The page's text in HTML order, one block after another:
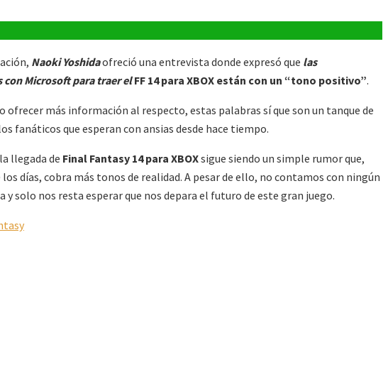
Naoki Yoshidaofreció una entrevista donde expresó que las
con Microsoft para traer elFF 14 para XBOX están con un “tono positivo”.
ofrecer más información al respecto, estas palabras sí que son un tanque de
fanáticos que esperan con ansias desde hace tiempo.
llegada de Final Fantasy 14 para XBOXsigue siendo un simple rumor que,
los días, cobra más tonos de realidad. A pesar de ello, no contamos con ningún
y solo nos resta esperar que nos depara el futuro de este gran juego.